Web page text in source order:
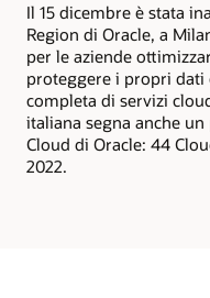
Il 15 dicembre è stata
Region di Oracle, a
per le aziende
proteggere i propri dati
completa di servizi
italiana segna anche
Cloud di Oracle: 44
2022.